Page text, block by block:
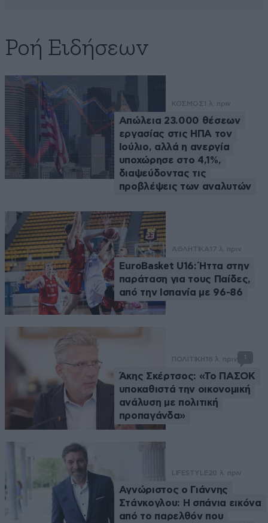
Ροή Ειδήσεων
ΚΟΣΜΟΣ 1 λ. πριν
Απώλεια 23.000 θέσεων
εργασίας στις ΗΠΑ τον
Ιούλιο, αλλά η ανεργία
υποχώρησε στο 4,1%,
διαψεύδοντας τις
προβλέψεις των αναλυτών
ΑΘΛΗΤΙΚΑ 17 λ. πριν
EuroBasket U16: Ήττα στην
παράταση για τους Παίδες,
από την Ισπανία με 96-86
ΠΟΛΙΤΙΚΗ 18 λ. πριν 1
Άκης Σκέρτσος: «Το ΠΑΣΟΚ
υποκαθιστά την οικονομική
ανάλυση με πολιτική
προπαγάνδα»
LIFESTYLE20 λ. πριν
Αγνώριστος ο Γιάννης
Στάνκογλου: Η σπάνια εικόνα
από το παρελθόν που